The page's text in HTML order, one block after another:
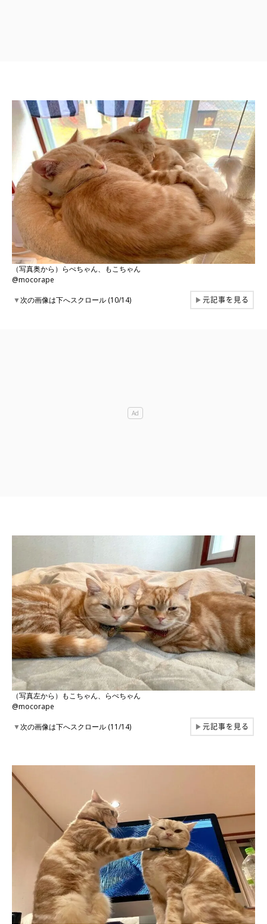
（写真奥から）らぺちゃん、もこちゃん
@mocorape
▼次の画像は下へスクロール (10/14) ▶元記事を見る
（写真左から）もこちゃん、らぺちゃん
@mocorape
▼次の画像は下へスクロール (11/14) ▶元記事を見る